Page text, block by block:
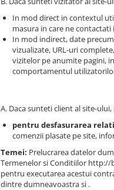
In mod direct in contextul
masura in care ne contactati
In mod indirect, date
vizualizate, URL-uri
vizitelor pe anumite pagini,
comportamentul
A. Daca sunteti client al site-
pentru desfasurarea
comenzii plasate pe site,
Temei: Prelucrarea datelor
Termenelor si Conditiilor http://
pentru executarea acestui
dintre dumneavoastra si .